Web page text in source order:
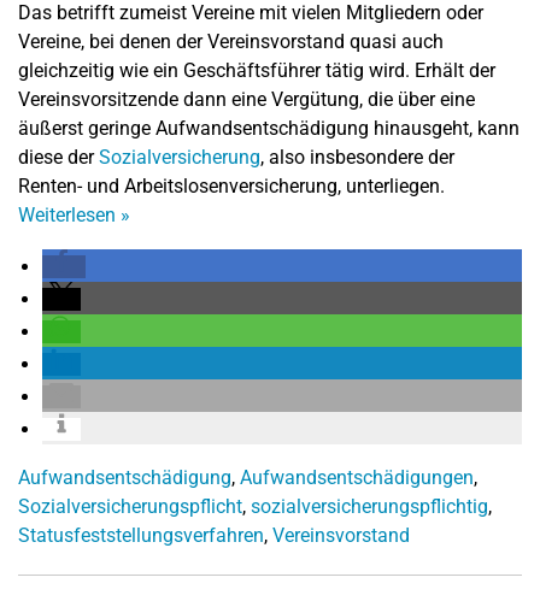
Das betrifft zumeist Vereine mit vielen Mitgliedern oder
Vereine, bei denen der Vereinsvorstand quasi auch
gleichzeitig wie ein Geschäftsführer tätig wird. Erhält der
Vereinsvorsitzende dann eine Vergütung, die über eine
äußerst geringe Aufwandsentschädigung hinausgeht, kann
diese derSozialversicherung, also insbesondere der
Renten- und Arbeitslosenversicherung, unterliegen.
Weiterlesen »
Aufwandsentschädigung, Aufwandsentschädigungen,
Sozialversicherungspflicht, sozialversicherungspflichtig,
Statusfeststellungsverfahren, Vereinsvorstand